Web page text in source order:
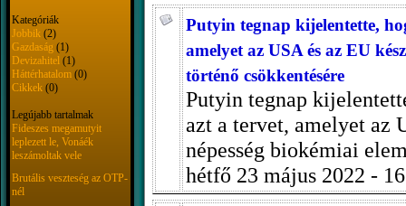
Kategóriák
Jobbik (2)
Gazdaság (1)
Devizahitel (1)
Háttérhatalom (0)
Cikkek (0)
Legújabb tartalmak
Fideszes megamutyit
leplezett le, Vonáék
leszámoltak vele
Brutális veszteség az OTP-
nél
Putyin tegnap kijelentette,
amelyet az USA és az EU
történő csökkentésére
Putyin tegnap
azt a tervet, amelyet az
népesség biokémiai
hétfő 23 május 2022 -